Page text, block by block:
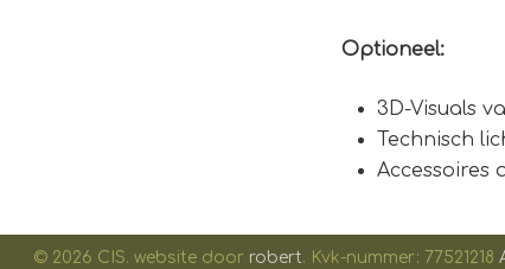
Optioneel:
3D-Visuals
Technisch
Accessoires
© 2026 CIS. website door robert. Kvk-nummer: 77521218